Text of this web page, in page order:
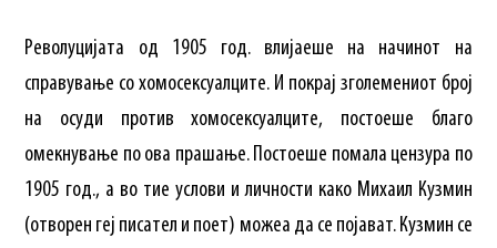
Револуцијата од 1905 год. влијаеше на начинот на
справување со хомосексуалците. И покрај зголемениот број
на осуди против хомосексуалците, постоеше благо
омекнување по ова прашање. Постоеше помала цензура по
1905 год., а во тие услови и личности како Михаил Кузмин
(отворен геј писател и поет) можеа да се појават. Кузмин се